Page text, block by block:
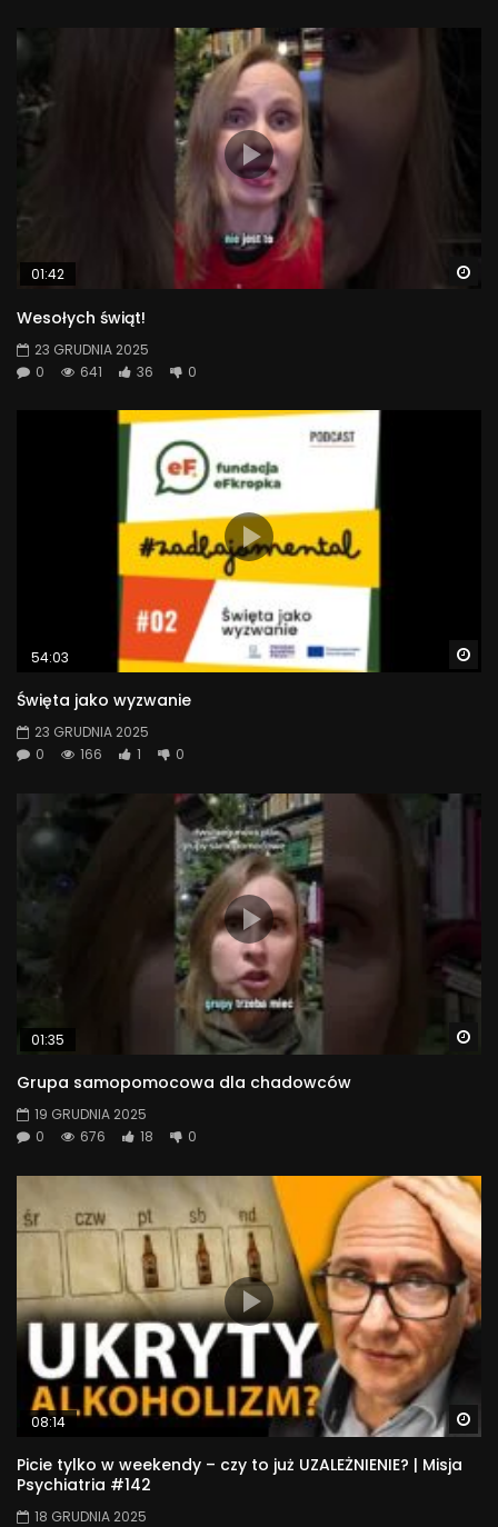
01:42
Wesołych świąt!
23 GRUDNIA 2025
0
641 36 0
54:03
Święta jako wyzwanie
23 GRUDNIA 2025
0
166 1 0
01:35
Grupa samopomocowa dla chadowców
19 GRUDNIA 2025
0
676 18 0
08:14
Picie tylko w weekendy – czy to już UZALEŻNIENIE? | Misja
Psychiatria #142
18 GRUDNIA 2025